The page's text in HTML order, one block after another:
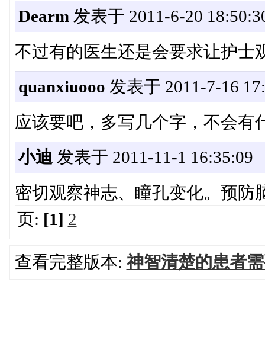
Dearm 发表于 2011-6-20
不过有的医生还是会要求让护士
quanxiuooo 发表于 2011-7-16
应该要吧，多写几个字，不会有
小迪 发表于 2011-11-1 16:35:09
密切观察神志、瞳孔变化。预防
页: [1] 2
查看完整版本:神智清楚的患者